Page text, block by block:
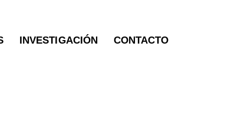
INVESTIGACIÓN CONTACTO